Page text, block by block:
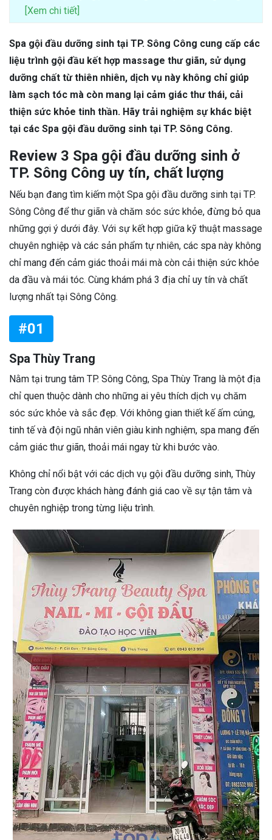
[Xem chi tiết]
Spa gội đầu dưỡng sinh tại TP. Sông Công cung cấp các
liệu trình gội đầu kết hợp massage thư giãn, sử dụng
dưỡng chất từ thiên nhiên, dịch vụ này không chỉ giúp
làm sạch tóc mà còn mang lại cảm giác thư thái, cải
thiện sức khỏe tinh thần. Hãy trải nghiệm sự khác biệt
tại các Spa gội đầu dưỡng sinh tại TP. Sông Công.
Review 3 Spa gội đầu dưỡng sinh ở
TP. Sông Công uy tín, chất lượng
Nếu bạn đang tìm kiếm một Spa gội đầu dưỡng sinh tại TP.
Sông Công để thư giãn và chăm sóc sức khỏe, đừng bỏ qua
những gợi ý dưới đây. Với sự kết hợp giữa kỹ thuật massage
chuyên nghiệp và các sản phẩm tự nhiên, các spa này không
chỉ mang đến cảm giác thoải mái mà còn cải thiện sức khỏe
da đầu và mái tóc. Cùng khám phá 3 địa chỉ uy tín và chất
lượng nhất tại Sông Công.
#01
Spa Thùy Trang
Nằm tại trung tâm TP. Sông Công, Spa Thùy Trang là một địa
chỉ quen thuộc dành cho những ai yêu thích dịch vụ chăm
sóc sức khỏe và sắc đẹp. Với không gian thiết kế ấm cúng,
tinh tế và đội ngũ nhân viên giàu kinh nghiệm, spa mang đến
cảm giác thư giãn, thoải mái ngay từ khi bước vào.
Không chỉ nổi bật với các dịch vụ gội đầu dưỡng sinh, Thùy
Trang còn được khách hàng đánh giá cao về sự tận tâm và
chuyên nghiệp trong từng liệu trình.